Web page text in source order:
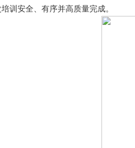
训安全、有序并高质量完成。